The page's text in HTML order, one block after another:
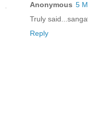
Anonymous 5
Truly
Reply